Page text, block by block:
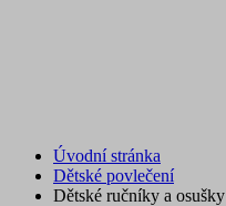
Úvodní stránka
Dětské povlečení
Dětské ručníky a osušky